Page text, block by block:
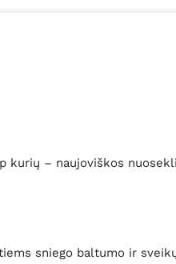
– naujoviškos
sniego baltumo ir